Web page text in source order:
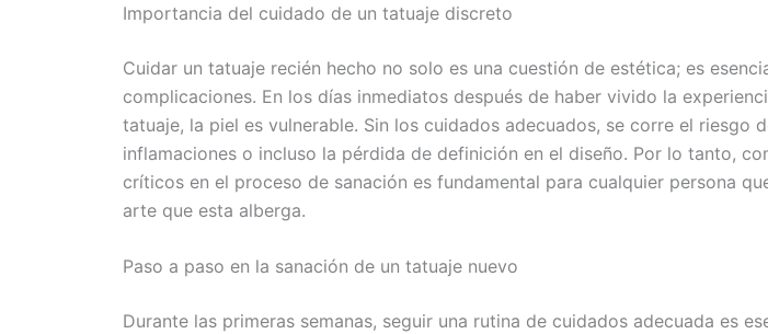
Importancia del cuidado de un tatuaje discreto
Cuidar un tatuaje recién hecho no solo es una cuestión de estética; es
complicaciones. En los días inmediatos después de haber vivido la
tatuaje, la piel es vulnerable. Sin los cuidados adecuados, se corre el riesgo
inflamaciones o incluso la pérdida de definición en el diseño. Por lo tanto,
críticos en el proceso de sanación es fundamental para cualquier persona
arte que esta alberga.
Paso a paso en la sanación de un tatuaje nuevo
Durante las primeras semanas, seguir una rutina de cuidados adecuada es